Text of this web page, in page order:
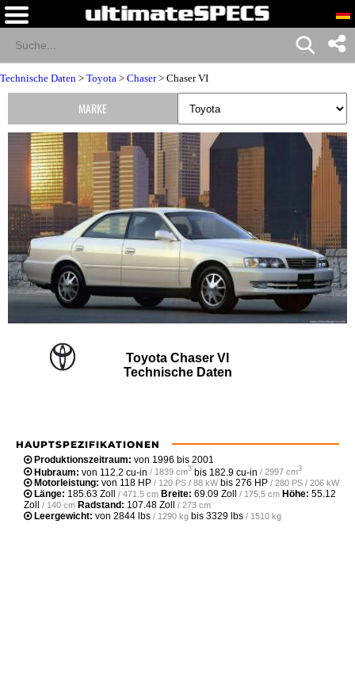
Technische Daten > Toyota > Chaser> Chaser VI
Toyota Chaser VI
Technische Daten
HAUPTSPEZIFIKATIONEN
Produktionszeitraum: von 1996 bis 2001
Hubraum: von 112.2 cu-in / 1839 cm3 bis 182.9 cu-in / 2997 cm3
Motorleistung: von 118 HP / 120 PS / 88 kWbis 276 HP / 280 PS / 206 kW
Länge: 185.63 Zoll / 471.5 cm Breite: 69.09 Zoll / 175.5 cm Höhe: 55.12
Zoll
/ 140 cm Radstand: 107.48 Zoll / 273 cm
Leergewicht‎: von 2844 lbs / 1290 kg bis 3329 lbs / 1510 kg
MARKE